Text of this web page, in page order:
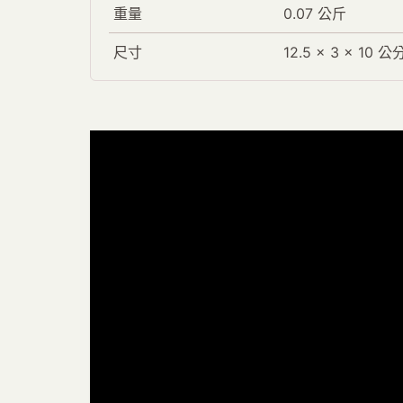
重量 0.07 公斤
尺寸 12.5 × 3 × 10 公